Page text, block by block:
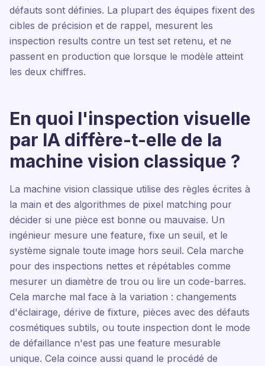
défauts sont définies. La plupart des équipes fixent des
cibles de précision et de rappel, mesurent les
inspection results contre un test set retenu, et ne
passent en production que lorsque le modèle atteint
les deux chiffres.
En quoi l'inspection visuelle
par IA diffère-t-elle de la
machine vision classique ?
La machine vision classique utilise des règles écrites à
la main et des algorithmes de pixel matching pour
décider si une pièce est bonne ou mauvaise. Un
ingénieur mesure une feature, fixe un seuil, et le
système signale toute image hors seuil. Cela marche
pour des inspections nettes et répétables comme
mesurer un diamètre de trou ou lire un code-barres.
Cela marche mal face à la variation : changements
d'éclairage, dérive de fixture, pièces avec des défauts
cosmétiques subtils, ou toute inspection dont le mode
de défaillance n'est pas une feature mesurable
unique. Cela coince aussi quand le procédé de